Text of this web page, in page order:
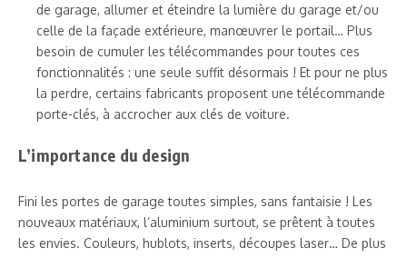
de garage, allumer et éteindre la lumière du garage et/ou
celle de la façade extérieure, manœuvrer le portail… Plus
besoin de cumuler les télécommandes pour toutes ces
fonctionnalités : une seule suffit désormais ! Et pour ne plus
la perdre, certains fabricants proposent une télécommande
porte-clés, à accrocher aux clés de voiture.
L’importance du design
Fini les portes de garage toutes simples, sans fantaisie ! Les
nouveaux matériaux, l’aluminium surtout, se prêtent à toutes
les envies. Couleurs, hublots, inserts, découpes laser… De plus